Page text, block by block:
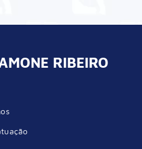
RIBEIRO